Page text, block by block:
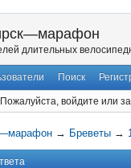
длительных
Поиск
Пожалуйста, войдите или
→ Бреветы →